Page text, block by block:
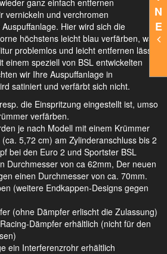
N
E
vernickeln und verchromen
Hier wird sich die
höchstens leicht blau verfärben, was
problemlos und leicht entfernen lässt.
einem speziell von BSL entwickelten
wir Ihre Auspuffanlage in
satiniert und verfärbt sich nicht.
die Einspritzung eingestellt ist, umso
verfärben.
je nach Modell mit einem Krümmer
5,72 cm) am Zylinderanschluss bis 2
bei den Euro 2 und Sportster BSL
Durchmesser von ca 62mm, Der neuen
einen Durchmesser von ca. 70mm.
(weitere Endkappen-Designs gegen
(ohne Dämpfer erlischt die Zulassung)
Dämpfer erhältlich (nicht für den
ein Interferenzrohr erhältlich